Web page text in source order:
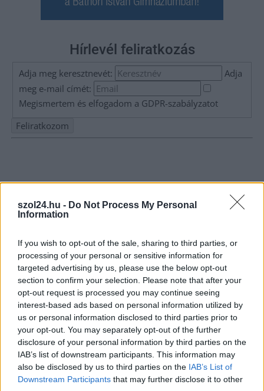
szol24.hu - Do Not Process My Personal
Information
If you wish to opt-out of the sale, sharing to third parties, or
processing of your personal or sensitive information for
targeted advertising by us, please use the below opt-out
section to confirm your selection. Please note that after your
opt-out request is processed you may continue seeing
interest-based ads based on personal information utilized by
us or personal information disclosed to third parties prior to
your opt-out. You may separately opt-out of the further
disclosure of your personal information by third parties on the
IAB’s list of downstream participants. This information may
also be disclosed by us to third parties on the IAB’s List of
Downstream Participants that may further disclose it to other
Hírlevél feliratkozás
Adja meg keresztnevét:
Adja
meg e-mail címét:
Megismertem és elfogadom a GDPR-szabályzatot
postaládájába érkezik!
A SZOL24 legfrissebb 24 cikke
A Tisza Párt Dr. Baka Andrást jelöli köztársasági elnöknek
Óriási, több mint két méteres harcsát fogott a Tiszán a 13 éves
fiú (VIDEÓVAL)
Hétfőn kezdik, csütörtökön végeznek – lezárás miatt
fennakadásokra és pótlóbuszos közlekedésre számítsunk az
egyik Jász-Nagykun-Szolnok megyei vasútvonalon
Visszaszámlálás indul: -1, 0, Sziget!
Magyarország jobban látszik közelről – heti médiaszemle a